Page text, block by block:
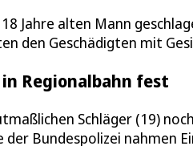
Jahre alten Mann
den Geschädigten mit
Regionalbahn fest
Schläger (19)
Bundespolizei nahmen